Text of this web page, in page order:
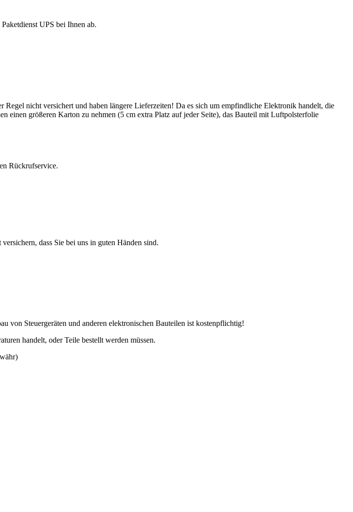
UPS bei Ihnen ab.
nicht versichert und haben längere Lieferzeiten! Da es sich um empfindliche Elektronik handelt, die
einen größeren Karton zu nehmen (5 cm extra Platz auf jeder Seite), das Bauteil mit Luftpolsterfolie
Rückrufservice.
dass Sie bei uns in guten Händen sind.
von Steuergeräten und anderen elektronischen Bauteilen ist kostenpflichtig!
handelt, oder Teile bestellt werden müssen.